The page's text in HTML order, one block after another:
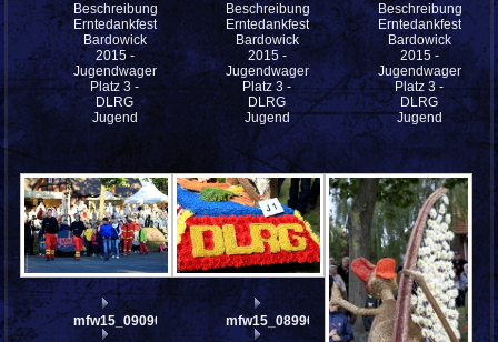
Beschreibung:
Erntedankfest
Bardowick
2015 -
Jugendwagen
Platz 3 -
DLRG
Jugend
Beschreibung:
Erntedankfest
Bardowick
2015 -
Jugendwagen
Platz 3 -
DLRG
Jugend
Beschreibung:
Erntedankfest
Bardowick
2015 -
Jugendwagen
Platz 3 -
DLRG
Jugend
mfw15_090909w
mfw15_089908w